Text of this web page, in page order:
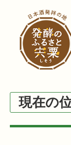
現在の